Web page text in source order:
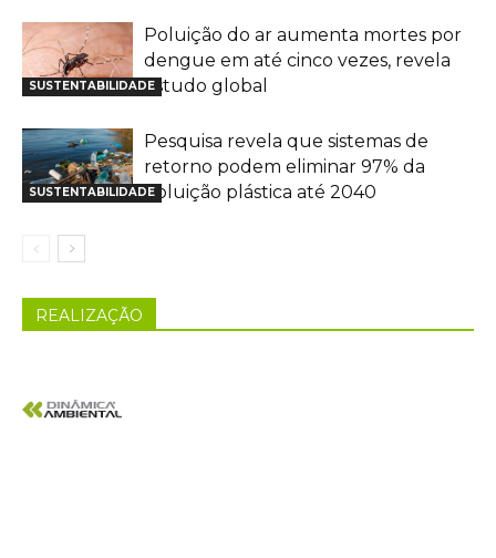
SUSTENTABILIDADE
Poluição do ar aumenta mortes por
dengue em até cinco vezes, revela
estudo global
SUSTENTABILIDADE
Pesquisa revela que sistemas de
retorno podem eliminar 97% da
poluição plástica até 2040
REALIZAÇÃO